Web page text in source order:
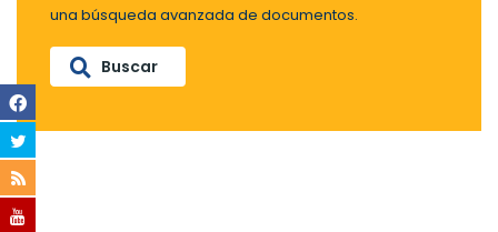
una búsqueda avanzada de documentos.
Buscar